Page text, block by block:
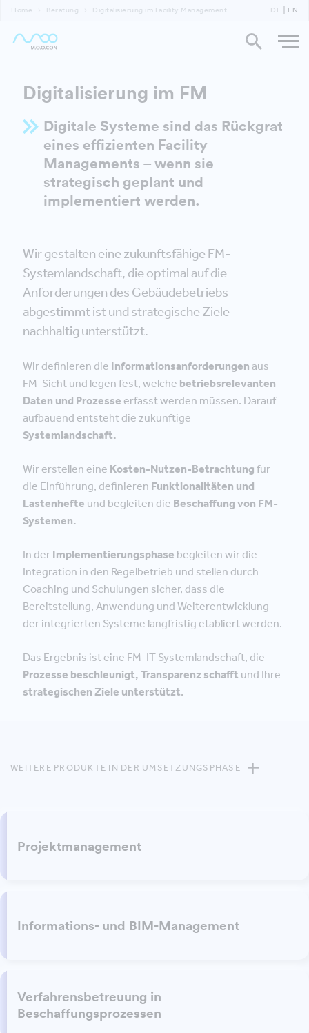
Home Beratung Digitalisierung im Facility Management DE EN
Digitalisierung im FM
Digitale Systeme sind das Rückgrat
eines effizienten Facility
Managements – wenn sie
strategisch geplant und
implementiert werden.
Wir gestalten eine zukunftsfähige FM-
Systemlandschaft, die optimal auf die
Anforderungen des Gebäudebetriebs
abgestimmt ist und strategische Ziele
nachhaltig unterstützt.
Wir definieren die Informationsanforderungen aus
FM-Sicht und legen fest, welche betriebsrelevanten
Daten und Prozesse erfasst werden müssen. Darauf
aufbauend entsteht die zukünftige
Systemlandschaft.
Wir erstellen eine Kosten-Nutzen-Betrachtung für
die Einführung, definieren Funktionalitäten und
Lastenhefte und begleiten die Beschaffung von FM-
Systemen.
In der Implementierungsphase begleiten wir die
Integration in den Regelbetrieb und stellen durch
Coaching und Schulungen sicher, dass die
Bereitstellung, Anwendung und Weiterentwicklung
der integrierten Systeme langfristig etabliert werden.
Das Ergebnis ist eine FM-IT Systemlandschaft, die
Prozesse beschleunigt, Transparenz schafft und Ihre
strategischen Ziele unterstützt.
WEITERE PRODUKTE IN DER UMSETZUNGSPHASE
Projektmanagement
Informations- und BIM-Management
Verfahrensbetreuung in
Beschaffungsprozessen